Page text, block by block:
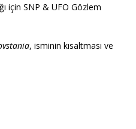
için SNP & UFO Gözlem
, isminin kısaltması ve